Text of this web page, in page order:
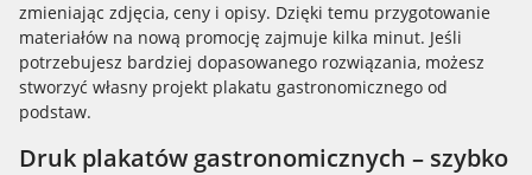
zmieniając zdjęcia, ceny i opisy. Dzięki temu przygotowanie
materiałów na nową promocję zajmuje kilka minut. Jeśli
potrzebujesz bardziej dopasowanego rozwiązania, możesz
stworzyć własny projekt plakatu gastronomicznego od
podstaw.
Druk plakatów gastronomicznych – szybko